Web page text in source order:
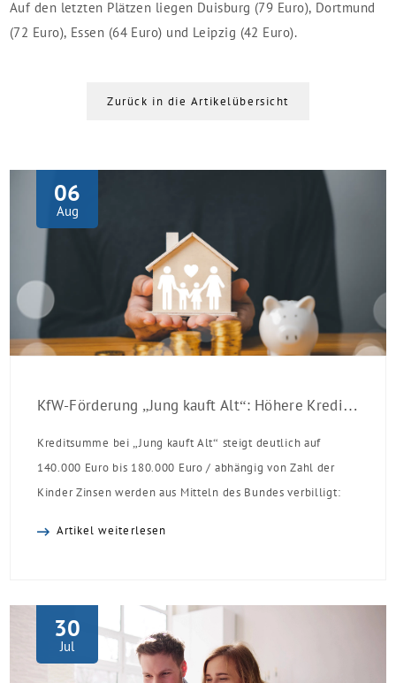
Auf den letzten Plätzen liegen Duisburg (79 Euro), Dortmund
(72 Euro), Essen (64 Euro) und Leipzig (42 Euro).
Zurück in die Artikelübersicht
06
Aug
KfW-Förderung „Jung kauft Alt“: Höhere Kredite ab August 2026
Kreditsumme bei „Jung kauft Alt“ steigt deutlich auf
140.000 Euro bis 180.000 Euro / abhängig von Zahl der
Kinder Zinsen werden aus Mitteln des Bundes verbilligt:
Einzelmaßnahmen […]
Artikel weiterlesen
30
Jul